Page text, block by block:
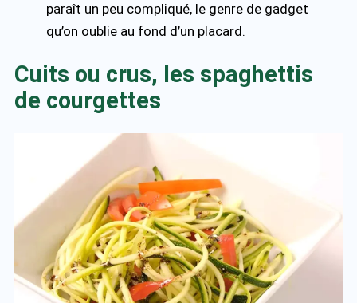
paraît un peu compliqué, le genre de gadget
qu’on oublie au fond d’un placard.
Cuits ou crus, les spaghettis
de courgettes